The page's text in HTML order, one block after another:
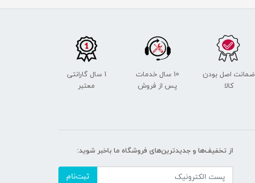
ضمانت اصل بودن
کالا
10 سال خدمات
پس از فروش
1 سال گارانتی
معتبر
از تخفیف‌ها و جدیدترین‌های فروشگاه ما باخبر شوید:
ثبت‌نام